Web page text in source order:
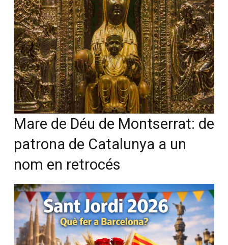
Mare de Déu de Montserrat: de
patrona de Catalunya a un
nom en retrocés